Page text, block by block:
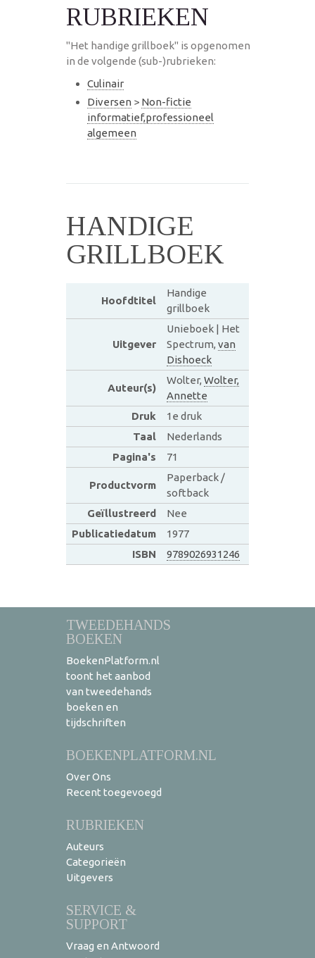
RUBRIEKEN
"Het handige grillboek" is opgenomen
in de volgende (sub-)rubrieken:
Culinair
Diversen > Non-fictie
informatief,professioneel
algemeen
HANDIGE
GRILLBOEK
Hoofdtitel
Handige
grillboek
Uitgever
Unieboek | Het
Spectrum, van
Dishoeck
Auteur(s)
Wolter, Wolter,
Annette
Druk
1e druk
Taal
Nederlands
Pagina's
71
Productvorm
Paperback /
softback
Geïllustreerd
Nee
Publicatiedatum
1977
ISBN
9789026931246
TWEEDEHANDS
BOEKEN
BoekenPlatform.nl
toont het aanbod
van tweedehands
boeken en
tijdschriften
BOEKENPLATFORM.NL
Over Ons
Recent toegevoegd
RUBRIEKEN
Auteurs
Categorieën
Uitgevers
SERVICE &
SUPPORT
Vraag en Antwoord